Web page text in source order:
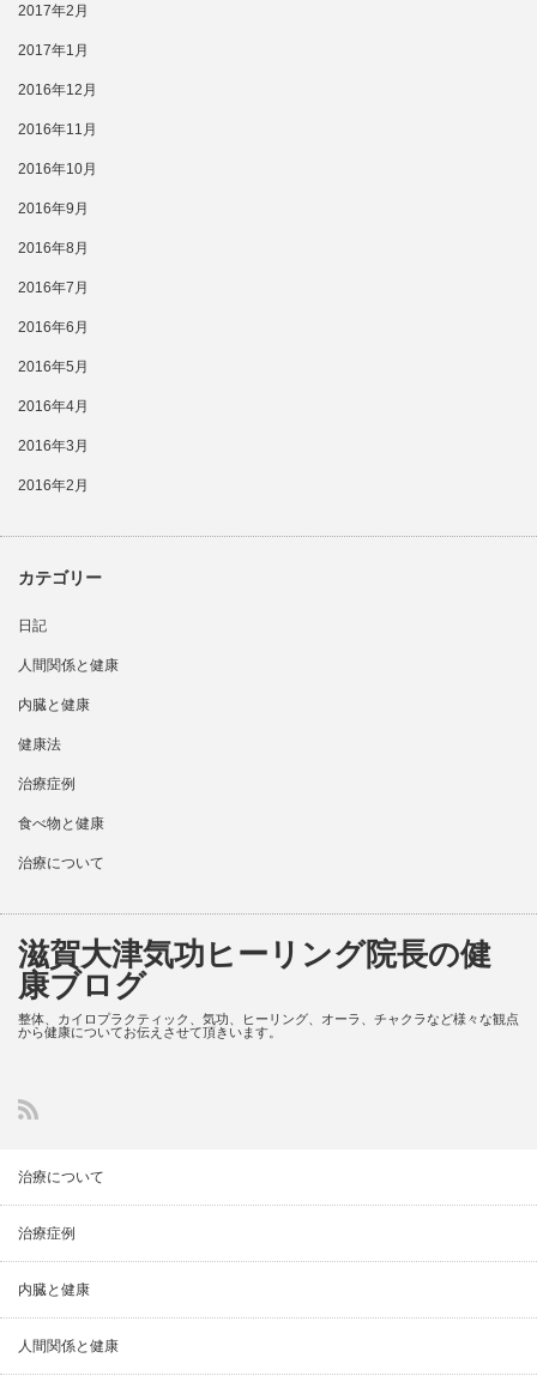
2017年2月
2017年1月
2016年12月
2016年11月
2016年10月
2016年9月
2016年8月
2016年7月
2016年6月
2016年5月
2016年4月
2016年3月
2016年2月
カテゴリー
日記
人間関係と健康
内臓と健康
健康法
治療症例
食べ物と健康
治療について
滋賀大津気功ヒーリング院長の健
康ブログ
整体、カイロプラクティック、気功、ヒーリング、オーラ、チャクラなど様々な観点
から健康についてお伝えさせて頂きいます。
治療について
治療症例
内臓と健康
人間関係と健康